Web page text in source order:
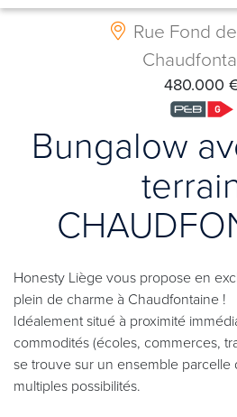
Rue Fond
480.000
Bungalow
Honesty Liège vous propose en
plein de charme à Chaudfontaine !
Idéalement situé à proximité
commodités (écoles, commerces,
se trouve sur un ensemble parcelle
multiples possibilités.